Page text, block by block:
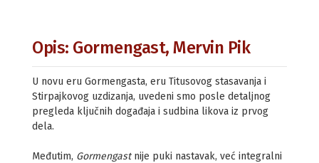
Opis: Gormengast, Mervin Pik
U novu eru Gormengasta, eru Titusovog stasavanja i
Stirpajkovog uzdizanja, uvedeni smo posle detaljnog
pregleda ključnih događaja i sudbina likova iz prvog
dela.
Međutim, Gormengast nije puki nastavak, već integralni